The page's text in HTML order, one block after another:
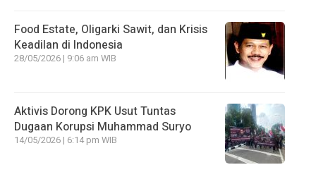
Food Estate, Oligarki Sawit, dan Krisis
Keadilan di Indonesia
28/05/2026 | 9:06 am WIB
Aktivis Dorong KPK Usut Tuntas
Dugaan Korupsi Muhammad Suryo
14/05/2026 | 6:14 pm WIB